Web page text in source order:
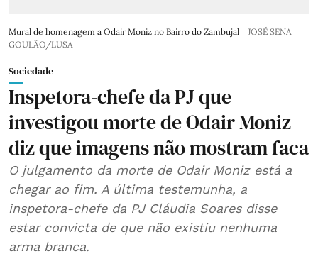
Mural de homenagem a Odair Moniz no Bairro do Zambujal
JOSÉ SENA
GOULÃO/LUSA
Sociedade
Inspetora-chefe da PJ que
investigou morte de Odair Moniz
diz que imagens não mostram faca
O julgamento da morte de Odair Moniz está a
chegar ao fim. A última testemunha, a
inspetora-chefe da PJ Cláudia Soares disse
estar convicta de que não existiu nenhuma
arma branca.